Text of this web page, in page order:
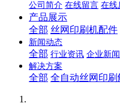
公司简介 在线留言 在线
产品展示
全部 丝网印刷机配件
新闻动态
全部 行业资讯 企业新闻
解决方案
全部 全自动丝网印刷